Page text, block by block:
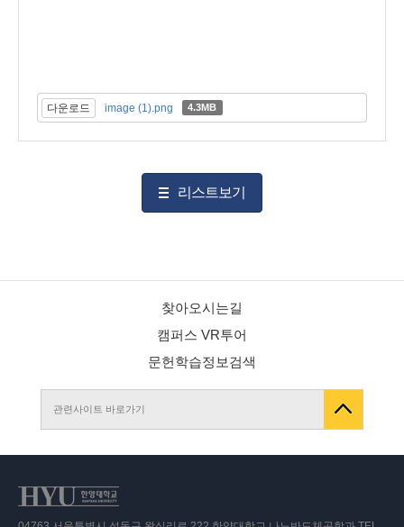
다운로드 image (1).png 4.3MB
리스트보기
찾아오시는길
캠퍼스 VR투어
문헌학습정보검색
관련사이트 바로가기